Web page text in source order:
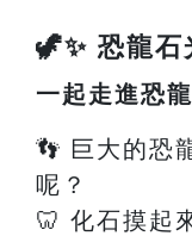
🦖✨ 恐龍石
一起走進恐
👣 巨大的恐
呢？
🦷 化石摸起